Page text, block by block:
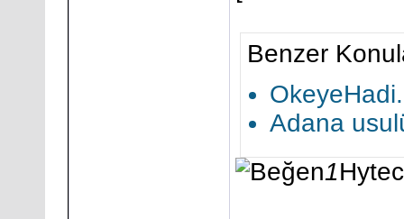
Benzer
Adana
1